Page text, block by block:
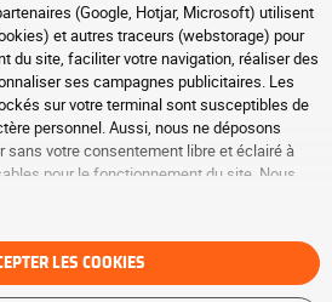
(Google, Hotjar, Microsoft) utilisent
et autres traceurs (webstorage) pour
du site, faciliter votre navigation, réaliser des
ses campagnes publicitaires. Les
sur votre terminal sont susceptibles de
personnel. Aussi, nous ne déposons
sans votre consentement libre et éclairé à
pour le fonctionnement du site. Nous
vous rendant sur la
de continuer à naviguer sans accepter le
Le refus ne fait pas obstacle à l’accès
d’informations, nous vous invitons à
LES COOKIES